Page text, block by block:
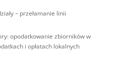
– przełamanie linii
opodatkowanie zbiorników w
i opłatach lokalnych